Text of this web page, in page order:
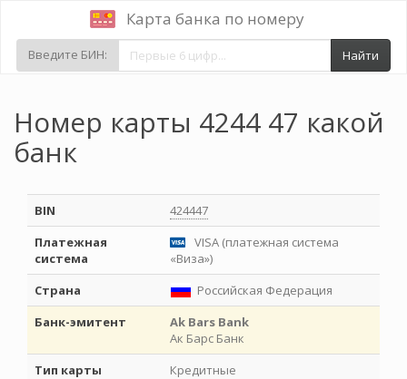
Карта банка по номеру
Введите БИН: Найти
Номер карты 4244 47 какой
банк
BIN
424447
Платежная
система
VISA (платежная система
«Виза»)
Страна
Российская Федерация
Банк-эмитент
Ak Bars Bank
Ак Барс Банк
Тип карты
Кредитные